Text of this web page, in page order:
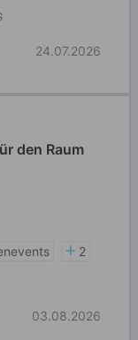
24.07.2026
den Raum
2
03.08.2026